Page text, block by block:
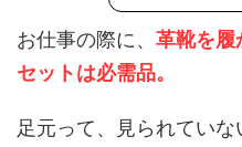
お仕事の際に、 革靴を履
セットは必需品。
足元って、見られてい